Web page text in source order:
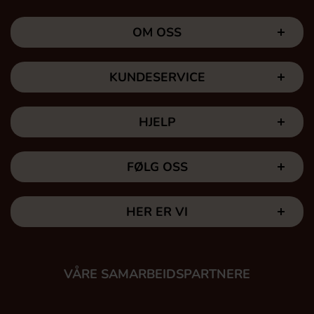
OM OSS
KUNDESERVICE
HJELP
FØLG OSS
HER ER VI
VÅRE SAMARBEIDSPARTNERE